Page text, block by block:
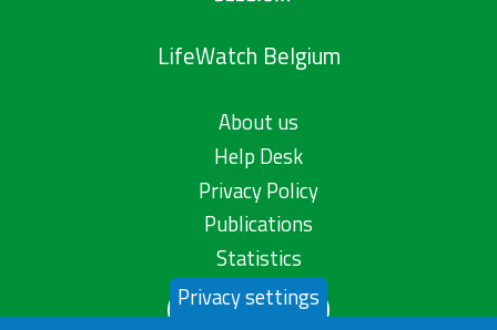
LifeWatch Belgium
About us
Help Desk
Privacy Policy
Publications
Statistics
Contact us
Privacy settings